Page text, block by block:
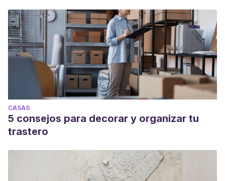
CASAS
5 consejos para decorar y organizar tu
trastero